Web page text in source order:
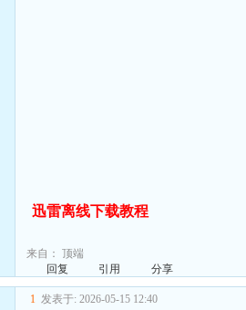
迅雷离线下载教程
来自： 顶端
回复
引用 分享
1 发表于: 2026-05-15 12:40